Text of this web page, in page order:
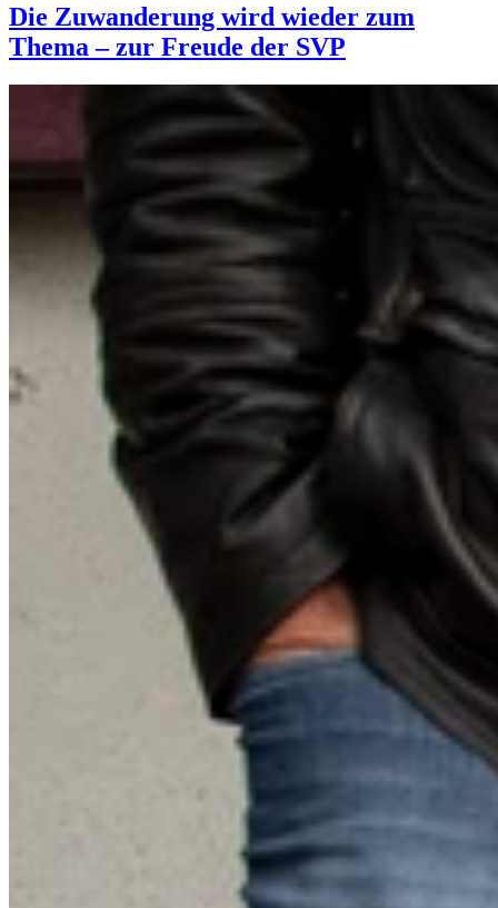
Die Zuwanderung wird wieder zum
Thema – zur Freude der SVP